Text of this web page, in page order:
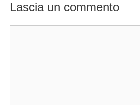
Lascia un commento